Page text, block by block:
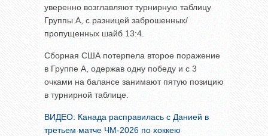
уверенно возглавляют турнирную таблицу
Группы A, с разницей заброшенных/
пропущенных шайб 13:4.
Сборная США потерпела второе поражение
в Группе A, одержав одну победу и с 3
очками на балансе занимают пятую позицию
в турнирной таблице.
ВИДЕО: Канада расправилась с Данией в
третьем матче ЧМ-2026 по хоккею